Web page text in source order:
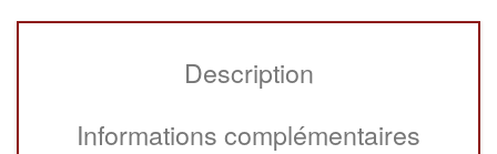
Description
Informations complémentaires